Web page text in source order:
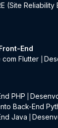
(Site Reliability
End
Flutter
PHP
Back-End
Java